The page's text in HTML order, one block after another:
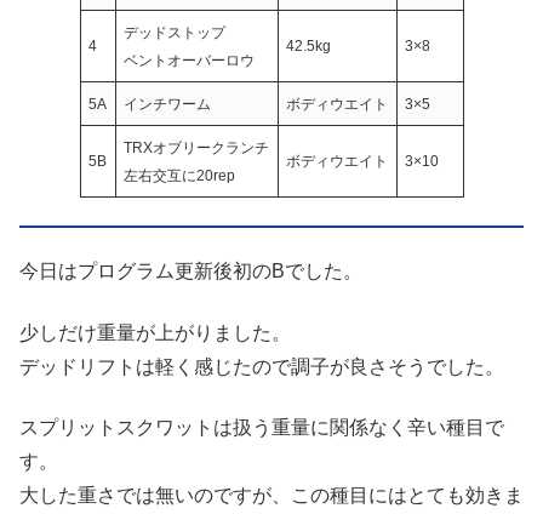
4
デッドストップ
ベントオーバーロウ
42.5kg 3×8
5A インチワーム ボディウエイト 3×5
5B
TRXオブリークランチ
左右交互に20rep
ボディウエイト 3×10
今日はプログラム更新後初のBでした。
少しだけ重量が上がりました。
デッドリフトは軽く感じたので調子が良さそうでした。
スプリットスクワットは扱う重量に関係なく辛い種目で
す。
大した重さでは無いのですが、この種目にはとても効きま